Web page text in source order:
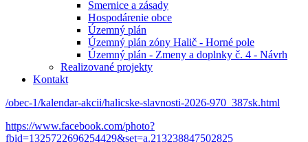
Smernice a zásady
Hospodárenie obce
Územný plán
Územný plán zóny Halič - Horné pole
Územný plán - Zmeny a doplnky č. 4 - Návrh
Realizované projekty
Kontakt
/obec-1/kalendar-akcii/halicske-slavnosti-2026-970_387sk.html
https://www.facebook.com/photo?
fbid=1325722696254429&set=a.213238847502825